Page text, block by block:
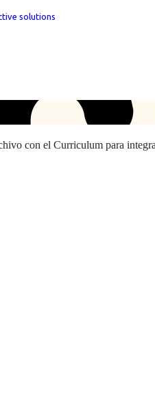
solutions
con el Curriculum para